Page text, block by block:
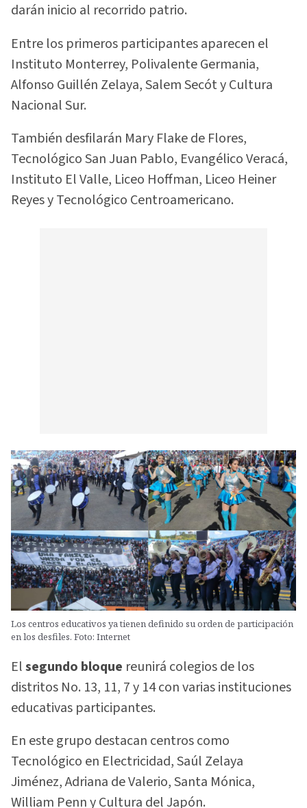
darán inicio al recorrido patrio.
Entre los primeros participantes aparecen el
Instituto Monterrey, Polivalente Germania,
Alfonso Guillén Zelaya, Salem Secót y Cultura
Nacional Sur.
También desfilarán Mary Flake de Flores,
Tecnológico San Juan Pablo, Evangélico Veracá,
Instituto El Valle, Liceo Hoffman, Liceo Heiner
Reyes y Tecnológico Centroamericano.
Los centros educativos ya tienen definido su orden de participación
en los desfiles. Foto: Internet
Elsegundo bloque reunirá colegios de los
distritos No. 13, 11, 7 y 14 con varias instituciones
educativas participantes.
En este grupo destacan centros como
Tecnológico en Electricidad, Saúl Zelaya
Jiménez, Adriana de Valerio, Santa Mónica,
William Penn y Cultura del Japón.